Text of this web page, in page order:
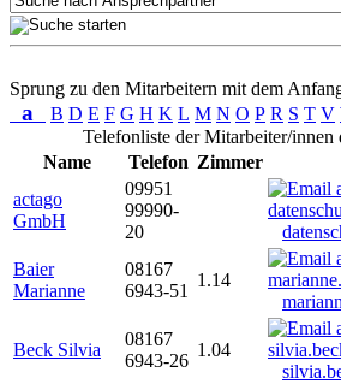
Sprung zu den Mitarbeitern mit dem
a B D E F G H K L M N O P R S T V
Telefonliste der Mitarbeiter/innen
Name
Telefon Zimmer
actago
GmbH
09951
99990-
20
Baier
Marianne
08167
6943-51
1.14
Beck Silvia
08167
6943-26
1.04